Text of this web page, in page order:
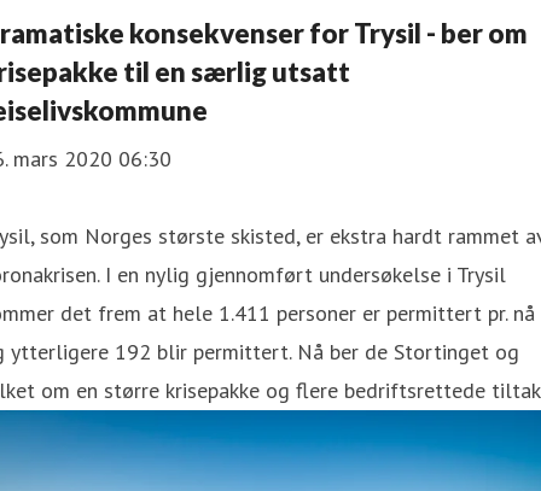
konsekvenser for Trysil - ber om
til en særlig utsatt
mars 2020 06:30
som Norges største skisted, er ekstra hardt rammet
I en nylig gjennomført undersøkelse i Trysil
det frem at hele 1.411 personer er permittert pr. nå
ytterligere 192 blir permittert. Nå ber de Stortinget og
om en større krisepakke og flere bedriftsrettede